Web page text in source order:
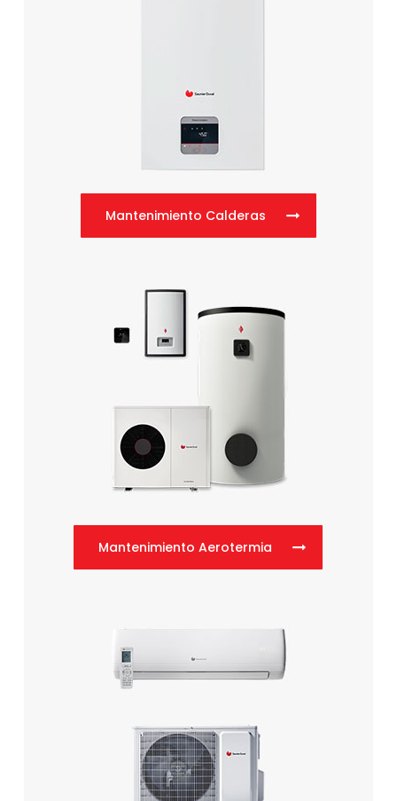
Mantenimiento Calderas
Mantenimiento Aerotermia